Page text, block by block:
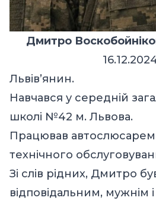
Дмитро
Львів’янин.
Навчався у середній
школі №42 м. Львова.
Працював автослюсарем
технічного
Зі слів рідних, Дмитро
відповідальним, мужнім